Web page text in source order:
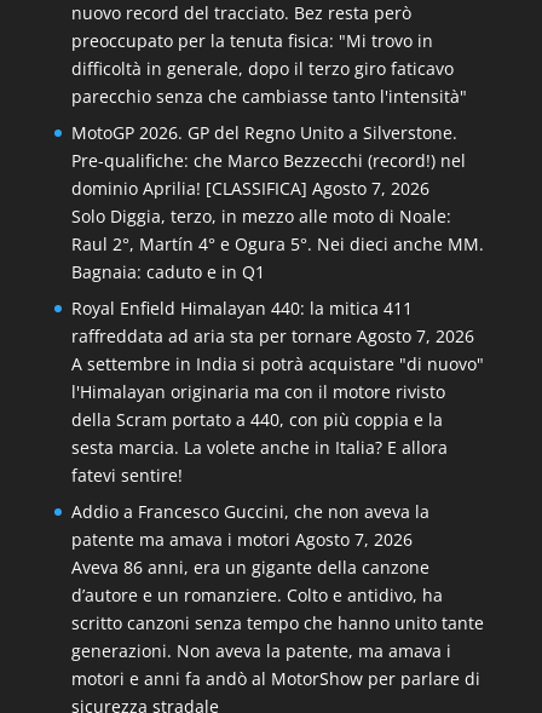
nuovo record del tracciato. Bez resta però
preoccupato per la tenuta fisica: "Mi trovo in
difficoltà in generale, dopo il terzo giro faticavo
parecchio senza che cambiasse tanto l'intensità"
MotoGP 2026. GP del Regno Unito a Silverstone.
Pre-qualifiche: che Marco Bezzecchi (record!) nel
dominio Aprilia! [CLASSIFICA] Agosto 7, 2026
Solo Diggia, terzo, in mezzo alle moto di Noale:
Raul 2°, Martín 4° e Ogura 5°. Nei dieci anche MM.
Bagnaia: caduto e in Q1
Royal Enfield Himalayan 440: la mitica 411
raffreddata ad aria sta per tornare Agosto 7, 2026
A settembre in India si potrà acquistare "di nuovo"
l'Himalayan originaria ma con il motore rivisto
della Scram portato a 440, con più coppia e la
sesta marcia. La volete anche in Italia? E allora
fatevi sentire!
Addio a Francesco Guccini, che non aveva la
patente ma amava i motori Agosto 7, 2026
Aveva 86 anni, era un gigante della canzone
d’autore e un romanziere. Colto e antidivo, ha
scritto canzoni senza tempo che hanno unito tante
generazioni. Non aveva la patente, ma amava i
motori e anni fa andò al MotorShow per parlare di
sicurezza stradale